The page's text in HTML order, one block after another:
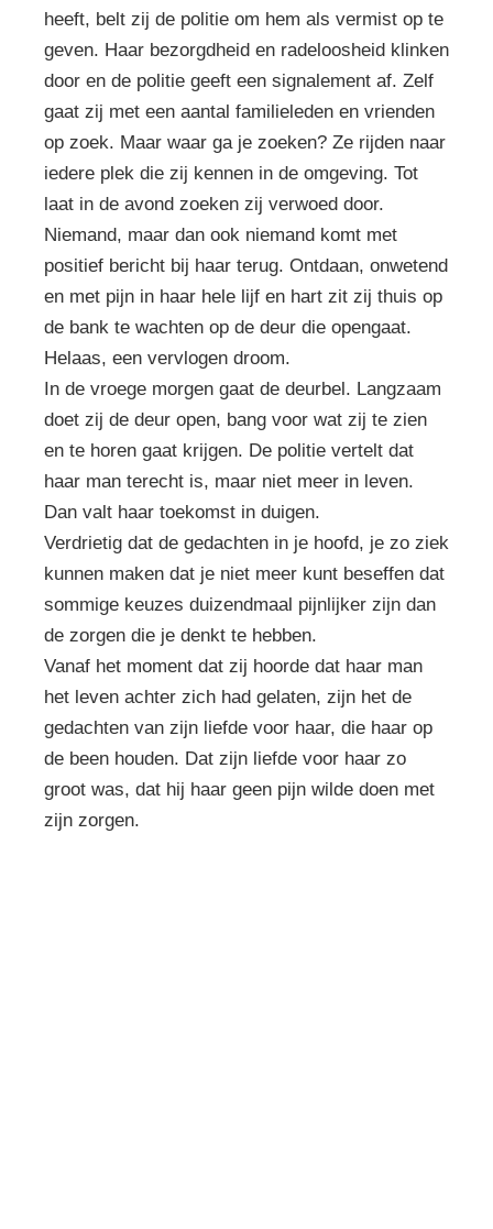
heeft, belt zij de politie om hem als vermist op te
geven. Haar bezorgdheid en radeloosheid klinken
door en de politie geeft een signalement af. Zelf
gaat zij met een aantal familieleden en vrienden
op zoek. Maar waar ga je zoeken? Ze rijden naar
iedere plek die zij kennen in de omgeving. Tot
laat in de avond zoeken zij verwoed door.
Niemand, maar dan ook niemand komt met
positief bericht bij haar terug. Ontdaan, onwetend
en met pijn in haar hele lijf en hart zit zij thuis op
de bank te wachten op de deur die opengaat.
Helaas, een vervlogen droom.
In de vroege morgen gaat de deurbel. Langzaam
doet zij de deur open, bang voor wat zij te zien
en te horen gaat krijgen. De politie vertelt dat
haar man terecht is, maar niet meer in leven.
Dan valt haar toekomst in duigen.
Verdrietig dat de gedachten in je hoofd, je zo ziek
kunnen maken dat je niet meer kunt beseffen dat
sommige keuzes duizendmaal pijnlijker zijn dan
de zorgen die je denkt te hebben.
Vanaf het moment dat zij hoorde dat haar man
het leven achter zich had gelaten, zijn het de
gedachten van zijn liefde voor haar, die haar op
de been houden. Dat zijn liefde voor haar zo
groot was, dat hij haar geen pijn wilde doen met
zijn zorgen.